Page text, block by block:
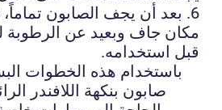
6. بعد أن يجف الصابون
مكان جاف وبعيد عن الرطوبة
قبل استخدامه.
باستخدام هذه الخطوات
صابون بنكهة اللافندر